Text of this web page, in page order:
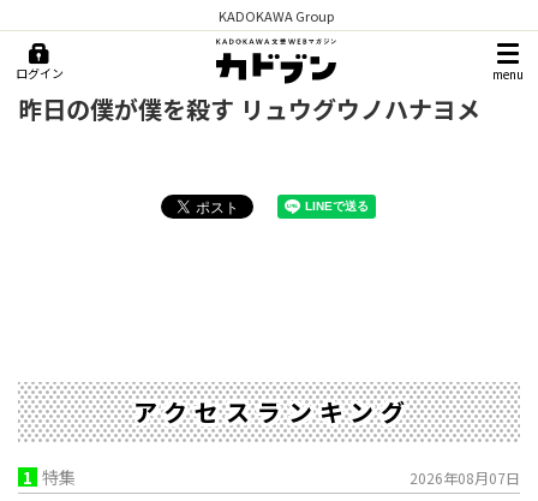
KADOKAWA Group
ログイン menu
昨日の僕が僕を殺す リュウグウノハナヨメ
アクセスランキング
1 特集 2026年08月07日